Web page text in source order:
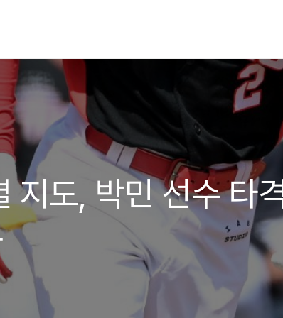
지도, 박민 선수 타